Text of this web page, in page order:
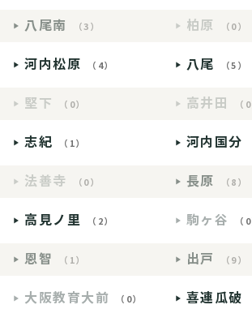
八尾南 （3） 柏原 （0）
河内松原 （4） 八尾 （5）
堅下 （0） 高井田 （0
志紀 （1） 河内国分
法善寺 （0） 長原 （8）
高見ノ里 （2） 駒ヶ谷 （0
恩智 （1） 出戸 （9）
大阪教育大前 （0） 喜連瓜破